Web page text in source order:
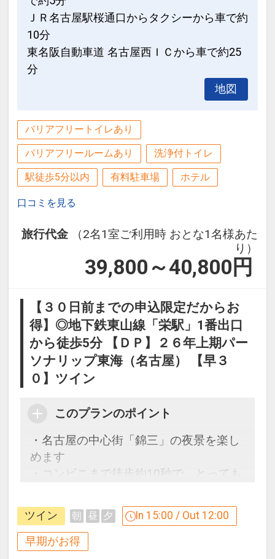
があるサウナで、リラックスいただけま
す。
JR名古屋駅（桜通口）からのアクセス
JR名古屋駅「桜通口」から徒歩9分の立
平面駐車場も完備しております。
設定期間：2026年4月1日～2026年9月
30日
インターネットコース番号：DP-1-
17467649
200000005675
ＪＲ名古屋駅桜通口からタクシーから車で約
10分
東名阪自動車道 名古屋西ＩＣから車で約25
分
地図
バリアフリートイレあり
バリアフリールームあり 洗浄付トイレ
駅徒歩5分以内 有料駐車場 ホテル
口コミを見る
旅行代金
（2名1室ご利用時 おとな1名様あた
り）
39,800～40,800 円
【３０日前までの申込限定だからお
得】◎地下鉄東山線「栄駅」1番出口
から徒歩5分 【ＤＰ】２６年上期パー
ソナリップ東海（名古屋） 【早３
０】ツイン
このプランのポイント
・名古屋の中心街「錦三」の夜景を楽し
めます
・コンビニまで徒歩約10秒で、とっても
３０日前までのご予約でお得に宿泊！
【早３０割】
ツイン 朝 昼 夕 In 15:00 / Out 12:00
早期がお得